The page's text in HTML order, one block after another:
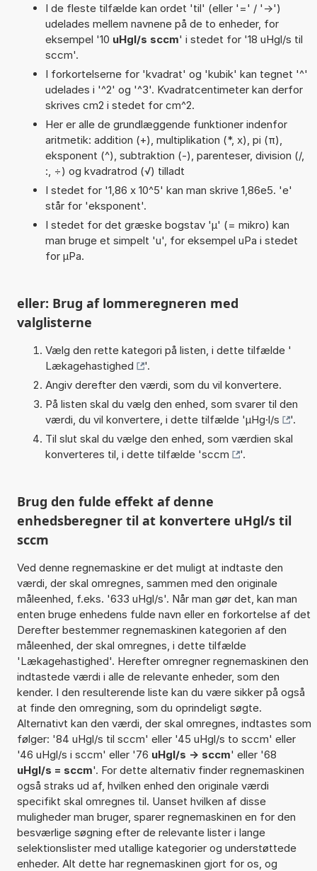
I de fleste tilfælde kan ordet 'til' (eller '=' / '->')
udelades mellem navnene på de to enheder, for
eksempel '10 uHgl/s sccm' i stedet for '18 uHgl/s til
sccm'.
I forkortelserne for 'kvadrat' og 'kubik' kan tegnet '^'
udelades i '^2' og '^3'. Kvadratcentimeter kan derfor
skrives cm2 i stedet for cm^2.
Her er alle de grundlæggende funktioner indenfor
aritmetik: addition (+), multiplikation (*, x), pi (π),
eksponent (^), subtraktion (-), parenteser, division (/,
:, ÷) og kvadratrod (√) tilladt
I stedet for '1,86 x 10^5' kan man skrive 1,86e5. 'e'
står for 'eksponent'.
I stedet for det græske bogstav 'µ' (= mikro) kan
man bruge et simpelt 'u', for eksempel uPa i stedet
for µPa.
eller: Brug af lommeregneren med
valglisterne
Vælg den rette kategori på listen, i dette tilfælde '
Lækagehastighed
'.
Angiv derefter den værdi, som du vil konvertere.
På listen skal du vælg den enhed, som svarer til den
værdi, du vil konvertere, i dette tilfælde 'µHg·l/s
'.
Til slut skal du vælge den enhed, som værdien skal
konverteres til, i dette tilfælde 'sccm '.
Brug den fulde effekt af denne
enhedsberegner til at konvertere uHgl/s til
sccm
Ved denne regnemaskine er det muligt at indtaste den
værdi, der skal omregnes, sammen med den originale
måleenhed, f.eks. '633 uHgl/s'. Når man gør det, kan man
enten bruge enhedens fulde navn eller en forkortelse af det
Derefter bestemmer regnemaskinen kategorien af den
måleenhed, der skal omregnes, i dette tilfælde
'Lækagehastighed'. Herefter omregner regnemaskinen den
indtastede værdi i alle de relevante enheder, som den
kender. I den resulterende liste kan du være sikker på også
at finde den omregning, som du oprindeligt søgte.
Alternativt kan den værdi, der skal omregnes, indtastes som
følger: '84 uHgl/s til sccm' eller '45 uHgl/s to sccm' eller
'46 uHgl/s i sccm' eller '76 uHgl/s -> sccm' eller '68
uHgl/s = sccm'. For dette alternativ finder regnemaskinen
også straks ud af, hvilken enhed den originale værdi
specifikt skal omregnes til. Uanset hvilken af disse
muligheder man bruger, sparer regnemaskinen en for den
besværlige søgning efter de relevante lister i lange
selektionslister med utallige kategorier og understøttede
enheder. Alt dette har regnemaskinen gjort for os, og